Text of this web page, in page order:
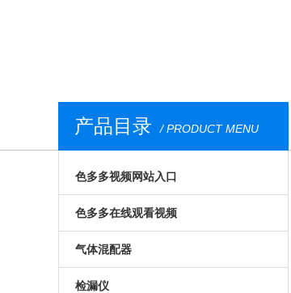
产品目录 / PRODUCT MENU
色多多视频网站入口
气调包装分析仪
安瓿瓶色多多视频网站入口
西林瓶色多多视频网站入口
色多多在线观看视频
膜康分析仪
台式顶空气体分析仪
气体混配器
气调包装气体混配器
检漏仪